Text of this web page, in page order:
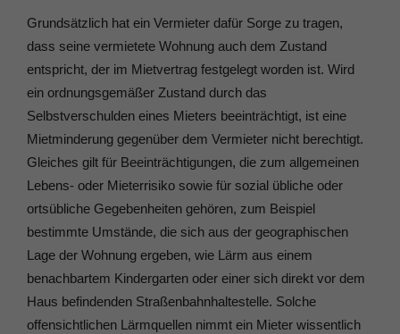
Grundsätzlich hat ein Vermieter dafür Sorge zu tragen,
dass seine vermietete Wohnung auch dem Zustand
entspricht, der im Mietvertrag festgelegt worden ist. Wird
ein ordnungsgemäßer Zustand durch das
Selbstverschulden eines Mieters beeinträchtigt, ist eine
Mietminderung gegenüber dem Vermieter nicht berechtigt.
Gleiches gilt für Beeinträchtigungen, die zum allgemeinen
Lebens- oder Mieterrisiko sowie für sozial übliche oder
ortsübliche Gegebenheiten gehören, zum Beispiel
bestimmte Umstände, die sich aus der geographischen
Lage der Wohnung ergeben, wie Lärm aus einem
benachbartem Kindergarten oder einer sich direkt vor dem
Haus befindenden Straßenbahnhaltestelle. Solche
offensichtlichen Lärmquellen nimmt ein Mieter wissentlich